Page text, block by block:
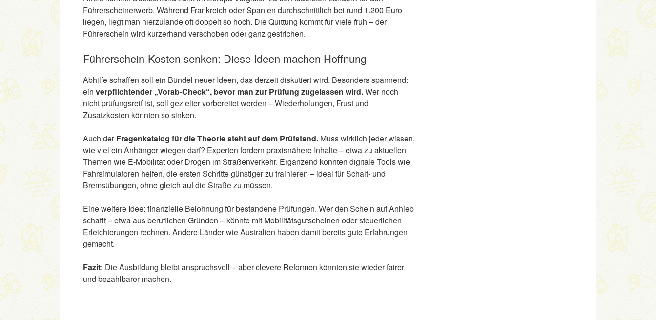
Führerscheinerwerb. Während Frankreich oder Spanien durchschnittlich bei rund 1.200 Euro
liegen, liegt man hierzulande oft doppelt so hoch. Die Quittung kommt für viele früh – der
Führerschein wird kurzerhand verschoben oder ganz gestrichen.
Führerschein-Kosten senken: Diese Ideen machen Hoffnung
Abhilfe schaffen soll ein Bündel neuer Ideen, das derzeit diskutiert wird. Besonders spannend:
ein verpflichtender „Vorab-Check“, bevor man zur Prüfung zugelassen wird.Wer noch
nicht prüfungsreif ist, soll gezielter vorbereitet werden – Wiederholungen, Frust und
Zusatzkosten könnten so sinken.
Auch derFragenkatalog für die Theorie steht auf dem Prüfstand. Muss wirklich jeder wissen,
wie viel ein Anhänger wiegen darf? Experten fordern praxisnähere Inhalte – etwa zu aktuellen
Themen wie E-Mobilität oder Drogen im Straßenverkehr. Ergänzend könnten digitale Tools wie
Fahrsimulatoren helfen, die ersten Schritte günstiger zu trainieren – ideal für Schalt- und
Bremsübungen, ohne gleich auf die Straße zu müssen.
Eine weitere Idee: finanzielle Belohnung für bestandene Prüfungen. Wer den Schein auf Anhieb
schafft – etwa aus beruflichen Gründen – könnte mit Mobilitätsgutscheinen oder steuerlichen
Erleichterungen rechnen. Andere Länder wie Australien haben damit bereits gute Erfahrungen
gemacht.
Fazit: Die Ausbildung bleibt anspruchsvoll – aber clevere Reformen könnten sie wieder fairer
und bezahlbarer machen.